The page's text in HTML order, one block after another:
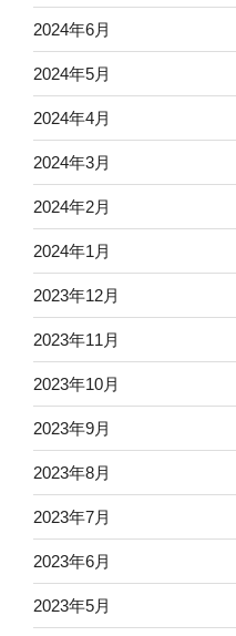
2024年6月
2024年5月
2024年4月
2024年3月
2024年2月
2024年1月
2023年12月
2023年11月
2023年10月
2023年9月
2023年8月
2023年7月
2023年6月
2023年5月